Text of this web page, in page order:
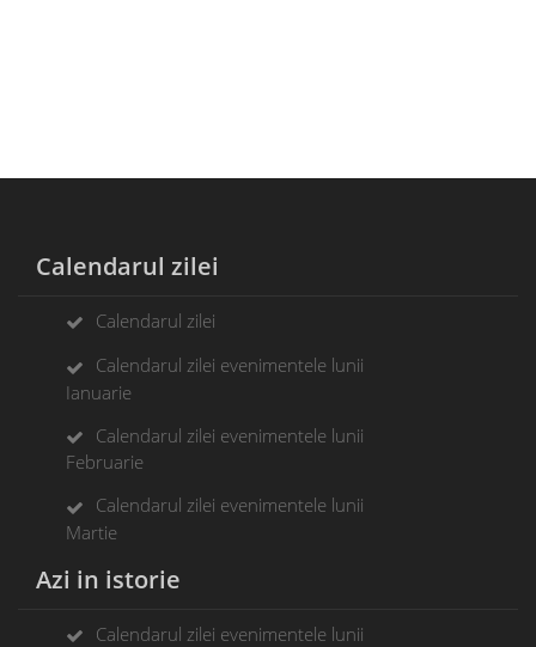
Calendarul zilei
Calendarul zilei
Calendarul zilei evenimentele lunii
Ianuarie
Calendarul zilei evenimentele lunii
Februarie
Calendarul zilei evenimentele lunii
Martie
Azi in istorie
Calendarul zilei evenimentele lunii